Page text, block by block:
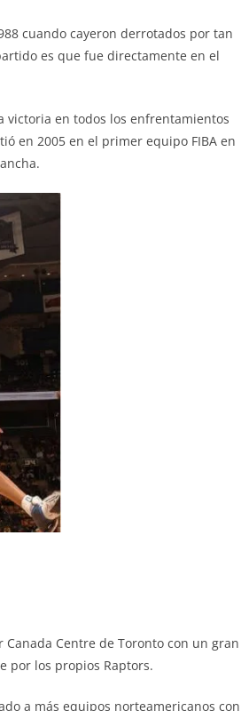
cuando cayeron derrotados por tan
es que fue directamente en el
victoria en todos los enfrentamientos
en 2005 en el primer equipo FIBA en
Centre de Toronto con un gran
por los propios Raptors.
a más equipos norteamericanos con